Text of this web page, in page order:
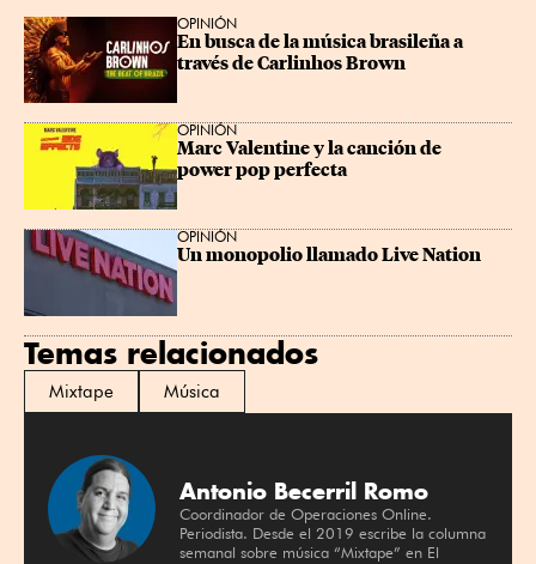
OPINIÓN
En busca de la música brasileña a
través de Carlinhos Brown
OPINIÓN
Marc Valentine y la canción de
power pop perfecta
OPINIÓN
Un monopolio llamado Live Nation
Temas relacionados
Mixtape Música
Antonio Becerril Romo
Coordinador de Operaciones Online.
Periodista. Desde el 2019 escribe la columna
semanal sobre música “Mixtape” en El